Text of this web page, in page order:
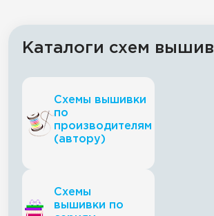
Каталоги схем
Схемы вышивки
по
производителям
(автору)
Схемы
вышивки по